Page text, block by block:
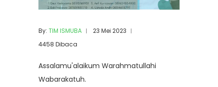
By: TIM ISMUBA
23 Mei 2023
4458 Dibaca
Assalamu'alaikum Warahmatullahi
Wabarakatuh.